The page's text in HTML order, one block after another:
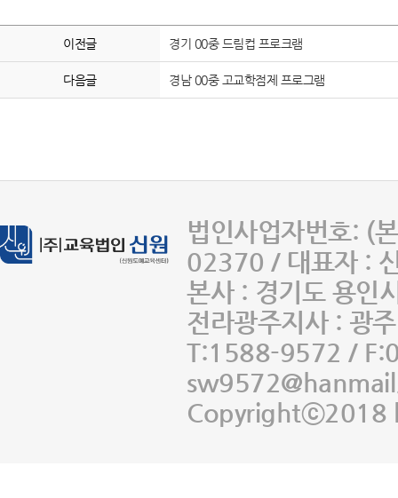
이전글 경기 00중 드림컵 프로크램
다음글 경남 00중 고교학점제 프로그램
법인사업자번호:
02370 / 대표자 :
본사 : 경기도 용인
전라광주지사 : 광
T:1588-9572 /
Copyrightⓒ2018